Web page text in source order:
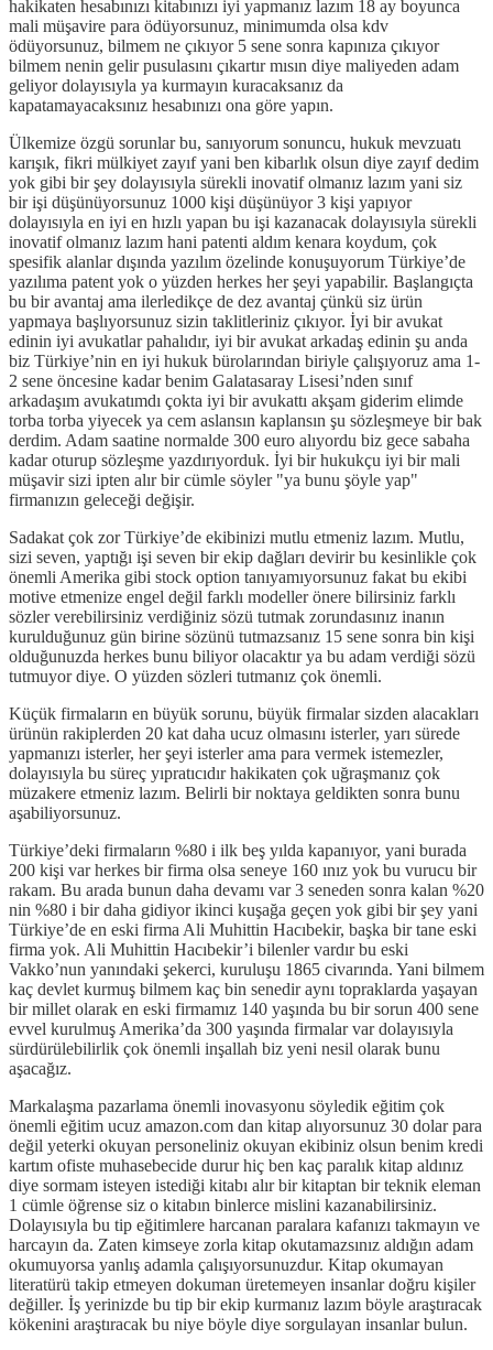
hakikaten hesabınızı kitabınızı iyi yapmanız lazım 18 ay boyunca
mali müşavire para ödüyorsunuz, minimumda olsa kdv
ödüyorsunuz, bilmem ne çıkıyor 5 sene sonra kapınıza çıkıyor
bilmem nenin gelir pusulasını çıkartır mısın diye maliyeden adam
geliyor dolayısıyla ya kurmayın kuracaksanız da
kapatamayacaksınız hesabınızı ona göre yapın.
Ülkemize özgü sorunlar bu, sanıyorum sonuncu, hukuk mevzuatı
karışık, fikri mülkiyet zayıf yani ben kibarlık olsun diye zayıf dedim
yok gibi bir şey dolayısıyla sürekli inovatif olmanız lazım yani siz
bir işi düşünüyorsunuz 1000 kişi düşünüyor 3 kişi yapıyor
dolayısıyla en iyi en hızlı yapan bu işi kazanacak dolayısıyla sürekli
inovatif olmanız lazım hani patenti aldım kenara koydum, çok
spesifik alanlar dışında yazılım özelinde konuşuyorum Türkiye’de
yazılıma patent yok o yüzden herkes her şeyi yapabilir. Başlangıçta
bu bir avantaj ama ilerledikçe de dez avantaj çünkü siz ürün
yapmaya başlıyorsunuz sizin taklitleriniz çıkıyor. İyi bir avukat
edinin iyi avukatlar pahalıdır, iyi bir avukat arkadaş edinin şu anda
biz Türkiye’nin en iyi hukuk bürolarından biriyle çalışıyoruz ama 1-
2 sene öncesine kadar benim Galatasaray Lisesi’nden sınıf
arkadaşım avukatımdı çokta iyi bir avukattı akşam giderim elimde
torba torba yiyecek ya cem aslansın kaplansın şu sözleşmeye bir bak
derdim. Adam saatine normalde 300 euro alıyordu biz gece sabaha
kadar oturup sözleşme yazdırıyorduk. İyi bir hukukçu iyi bir mali
müşavir sizi ipten alır bir cümle söyler "ya bunu şöyle yap"
firmanızın geleceği değişir.
Sadakat çok zor Türkiye’de ekibinizi mutlu etmeniz lazım. Mutlu,
sizi seven, yaptığı işi seven bir ekip dağları devirir bu kesinlikle çok
önemli Amerika gibi stock option tanıyamıyorsunuz fakat bu ekibi
motive etmenize engel değil farklı modeller önere bilirsiniz farklı
sözler verebilirsiniz verdiğiniz sözü tutmak zorundasınız inanın
kurulduğunuz gün birine sözünü tutmazsanız 15 sene sonra bin kişi
olduğunuzda herkes bunu biliyor olacaktır ya bu adam verdiği sözü
tutmuyor diye. O yüzden sözleri tutmanız çok önemli.
Küçük firmaların en büyük sorunu, büyük firmalar sizden alacakları
ürünün rakiplerden 20 kat daha ucuz olmasını isterler, yarı sürede
yapmanızı isterler, her şeyi isterler ama para vermek istemezler,
dolayısıyla bu süreç yıpratıcıdır hakikaten çok uğraşmanız çok
müzakere etmeniz lazım. Belirli bir noktaya geldikten sonra bunu
aşabiliyorsunuz.
Türkiye’deki firmaların %80 i ilk beş yılda kapanıyor, yani burada
200 kişi var herkes bir firma olsa seneye 160 ınız yok bu vurucu bir
rakam. Bu arada bunun daha devamı var 3 seneden sonra kalan %20
nin %80 i bir daha gidiyor ikinci kuşağa geçen yok gibi bir şey yani
Türkiye’de en eski firma Ali Muhittin Hacıbekir, başka bir tane eski
firma yok. Ali Muhittin Hacıbekir’i bilenler vardır bu eski
Vakko’nun yanındaki şekerci, kuruluşu 1865 civarında. Yani bilmem
kaç devlet kurmuş bilmem kaç bin senedir aynı topraklarda yaşayan
bir millet olarak en eski firmamız 140 yaşında bu bir sorun 400 sene
evvel kurulmuş Amerika’da 300 yaşında firmalar var dolayısıyla
sürdürülebilirlik çok önemli inşallah biz yeni nesil olarak bunu
aşacağız.
Markalaşma pazarlama önemli inovasyonu söyledik eğitim çok
önemli eğitim ucuz amazon.com dan kitap alıyorsunuz 30 dolar para
değil yeterki okuyan personeliniz okuyan ekibiniz olsun benim kredi
kartım ofiste muhasebecide durur hiç ben kaç paralık kitap aldınız
diye sormam isteyen istediği kitabı alır bir kitaptan bir teknik eleman
1 cümle öğrense siz o kitabın binlerce mislini kazanabilirsiniz.
Dolayısıyla bu tip eğitimlere harcanan paralara kafanızı takmayın ve
harcayın da. Zaten kimseye zorla kitap okutamazsınız aldığın adam
okumuyorsa yanlış adamla çalışıyorsunuzdur. Kitap okumayan
literatürü takip etmeyen dokuman üretemeyen insanlar doğru kişiler
değiller. İş yerinizde bu tip bir ekip kurmanız lazım böyle araştıracak
kökenini araştıracak bu niye böyle diye sorgulayan insanlar bulun.